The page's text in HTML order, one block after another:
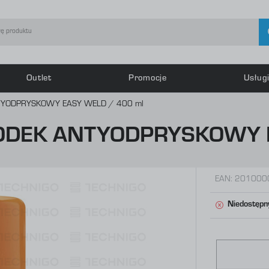
się
OTRZYMASZ LICZNE
możliwość otrzymania
Outlet Promocje Usługi
EASY WELD / 400 ml
EAN: